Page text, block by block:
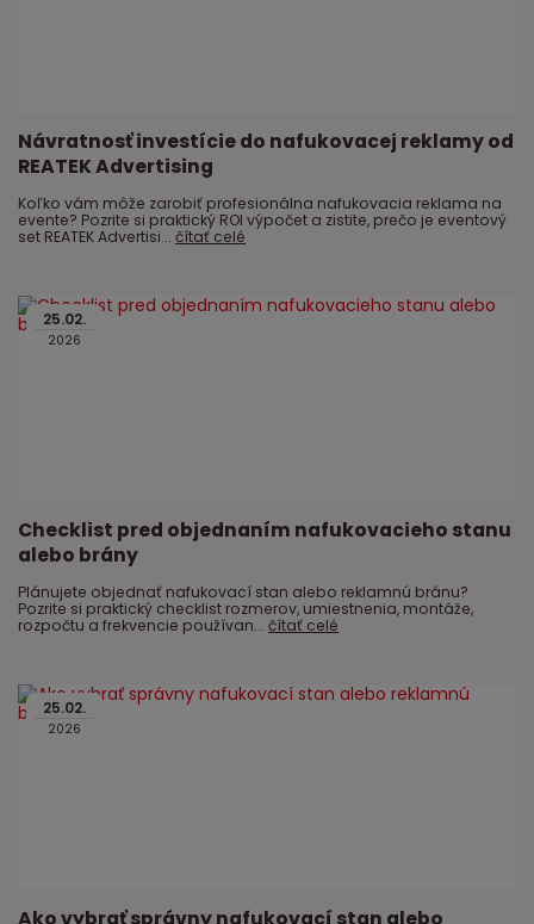
Návratnosť investície do nafukovacej reklamy od
REATEK Advertising
Koľko vám môže zarobiť profesionálna nafukovacia reklama na
evente? Pozrite si praktický ROI výpočet a zistite, prečo je eventový
set REATEK Advertisi... čítať celé
25.02.
2026
Checklist pred objednaním nafukovacieho stanu
alebo brány
Plánujete objednať nafukovací stan alebo reklamnú bránu?
Pozrite si praktický checklist rozmerov, umiestnenia, montáže,
rozpočtu a frekvencie používan... čítať celé
25.02.
2026